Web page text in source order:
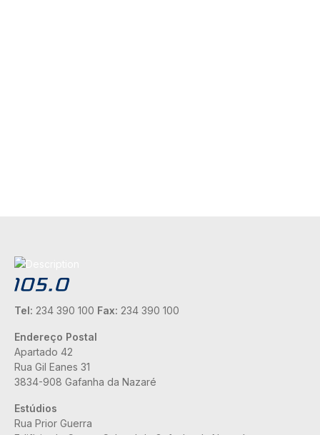
Tel: 234 390 100 Fax: 234 390 100
Endereço Postal
Apartado 42
Rua Gil Eanes 31
3834-908 Gafanha da Nazaré
Estúdios
Rua Prior Guerra